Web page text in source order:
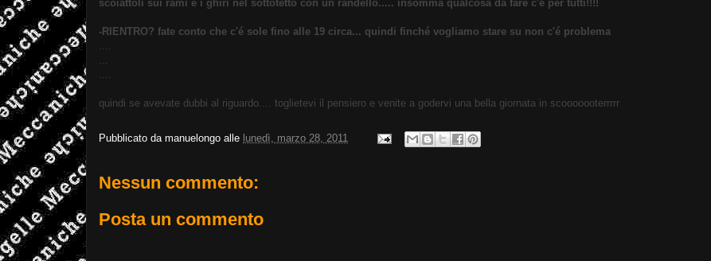
scoiattoli sui rami e i ghiri nel sottotetto con un randello..... insomma qualcosa da fare c'é per tutti!!!!
-RIENTRO? fate conto che c'é sole fino alle 19 circa... quindi finché vogliamo stare su non c'é problema
....
...
....
quindi se avevate dubbi al riguardo.... toglietevi il pensiero e venite a godervi una bella giornata in scooooooterrrrr
Pubblicato da manuelongo alle lunedì, marzo 28, 2011
Nessun commento:
Posta un commento